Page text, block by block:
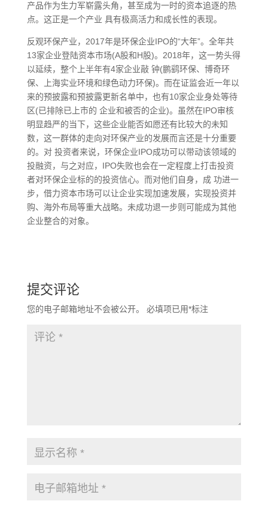
产品作为生力军崭露头角，甚至成为一时的资本追逐的热
点。这正是一个产业 具有极高活力和成长性的表现。
反观环保产业，2017年是环保企业IPO的“大年”。全年共
13家企业登陆资本市场(A股和H股)。2018年，这一势头得
以延续，整个上半年有4家企业敲 钟(鹏鹞环保、博奇环
保、上海实业环境和绿色动力环保)。而在证监会近一年以
来的预披露和预披露更新名单中，也有10家企业身处等待
区(已排除已上市的 企业和被否的企业)。虽然在IPO审核
明显趋严的当下，这些企业能否如愿还有比较大的未知
数，这一群体的走向对环保产业的发展而言还是十分重要
的。对 投资者来说，环保企业IPO成功可以带动该领域的
投融资，与之对应，IPO失败也会在一定程度上打击投资
者对环保企业标的的投资信心。而对他们自身，成 功进一
步，借力资本市场可以让企业实现加速发展，实现投资并
购、海外布局等重大战略。未成功退一步则可能成为其他
企业整合的对象。
提交评论
您的电子邮箱地址不会被公开。 必填项已用*标注